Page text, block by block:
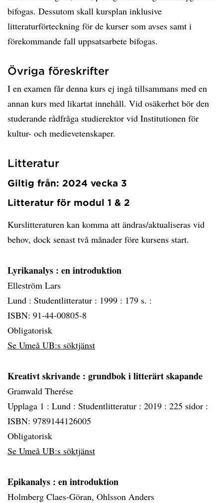
bifogas. Dessutom skall kursplan inklusive
litteraturförteckning för de kurser som avses samt i
förekommande fall uppsatsarbete bifogas.
Övriga föreskrifter
I en examen får denna kurs ej ingå tillsammans med en
annan kurs med likartat innehåll. Vid osäkerhet bör den
studerande rådfråga studierektor vid Institutionen för
kultur- och medievetenskaper.
Litteratur
Giltig från: 2024 vecka 3
Litteratur för modul 1 & 2
Kurslitteraturen kan komma att ändras/aktualiseras vid
behov, dock senast två månader före kursens start.
Lyrikanalys : en introduktion
Elleström Lars
Lund : Studentlitteratur : 1999 : 179 s. :
ISBN: 91-44-00805-8
Obligatorisk
Se Umeå UB:s söktjänst
Kreativt skrivande : grundbok i litterärt skapande
Granwald Therése
Upplaga 1 : Lund : Studentlitteratur : 2019 : 225 sidor :
ISBN: 9789144126005
Obligatorisk
Se Umeå UB:s söktjänst
Epikanalys : en introduktion
Holmberg Claes-Göran, Ohlsson Anders